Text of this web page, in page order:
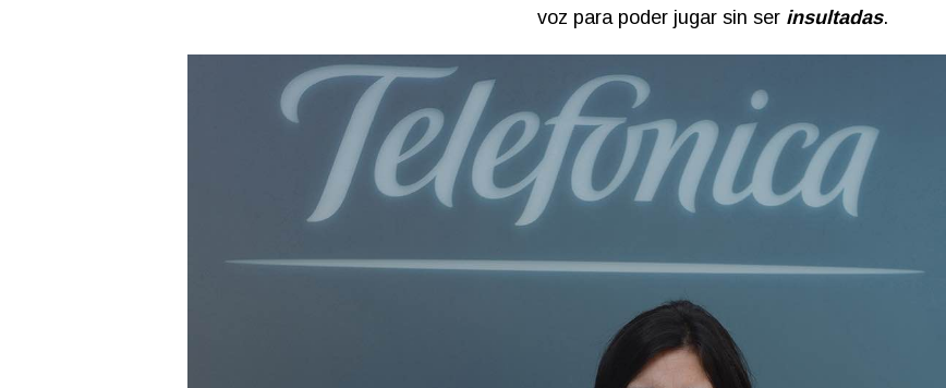
voz para poder jugar sin ser insultadas.